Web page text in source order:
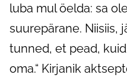
luba mul öelda: sa
suurepärane. Niisiis,
tunned, et pead,
oma.“ Kirjanik